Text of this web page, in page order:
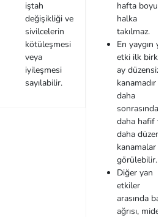
iştah
değişikliği ve
sivilcelerin
kötüleşmesi
veya
iyileşmesi
sayılabilir.
hafta
halka
takılmaz.
En yaygın
etki ilk birkaç
ay düzensiz
kanamadır ve
daha
sonrasında
daha hafif ve
daha düzenli
kanamalar
görülebilir.
Diğer yan
etkiler
arasında baş
ağrısı, mide